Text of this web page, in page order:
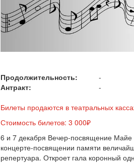
Продолжительность:
-
Антракт:
-
Билеты продаются в театральных
Стоимость билетов: 3 000₽
6 и 7 декабря Вечер-посвящение Майе
концерте-посвящении памяти
репертуара. Откроет гала коронный